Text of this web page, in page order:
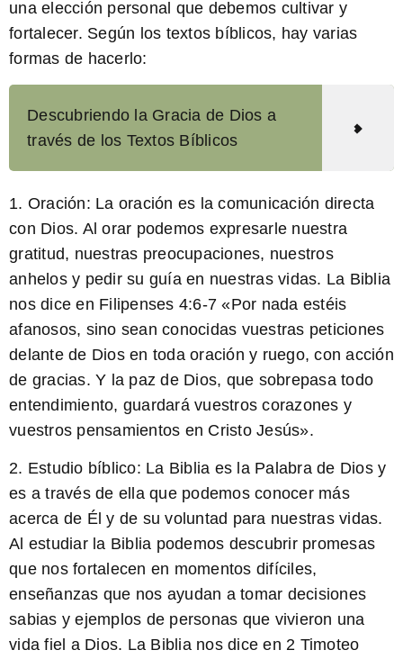
una elección personal que debemos cultivar y
fortalecer. Según los textos bíblicos, hay varias
formas de hacerlo:
Descubriendo la Gracia de Dios a
través de los Textos Bíblicos
1. Oración: La oración es la comunicación directa
con Dios. Al orar podemos expresarle nuestra
gratitud, nuestras preocupaciones, nuestros
anhelos y pedir su guía en nuestras vidas. La Biblia
nos dice en Filipenses 4:6-7 «Por nada estéis
afanosos, sino sean conocidas vuestras peticiones
delante de Dios en toda oración y ruego, con acción
de gracias. Y la paz de Dios, que sobrepasa todo
entendimiento, guardará vuestros corazones y
vuestros pensamientos en Cristo Jesús».
2. Estudio bíblico: La Biblia es la Palabra de Dios y
es a través de ella que podemos conocer más
acerca de Él y de su voluntad para nuestras vidas.
Al estudiar la Biblia podemos descubrir promesas
que nos fortalecen en momentos difíciles,
enseñanzas que nos ayudan a tomar decisiones
sabias y ejemplos de personas que vivieron una
vida fiel a Dios. La Biblianos dice en 2 Timoteo